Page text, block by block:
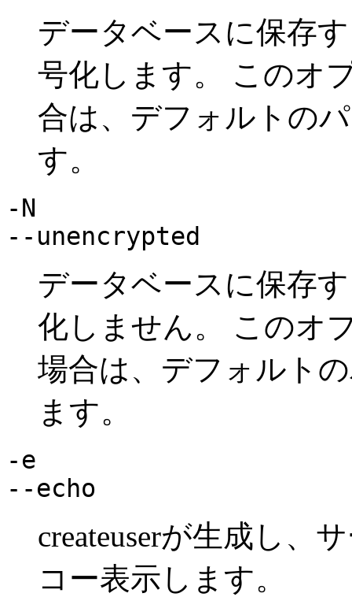
データベースに保存
号化します。 このオ
合は、デフォルトの
す。
-N
--unencrypted
データベースに保存
化しません。 このオ
場合は、デフォルト
ます。
-e
--echo
createuserが生成し、
コー表示します。